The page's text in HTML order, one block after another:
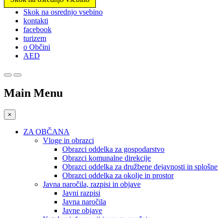
Prosimo,
upoštevajte:
spletno
mesto
vključuje
sistem
Pritisnite
F11,
prilagodite
spletno
slabovidnim,
Skok na osrednjo vsebino
kontakti
facebook
turizem
o Občini
AED
Main Menu
×
ZA OBČANA
Vloge in obrazci
Obrazci oddelka za gospodarstvo
Obrazci komunalne direkcije
Obrazci oddelka za družbene dejavnosti in
Obrazci oddelka za okolje in prostor
Javna naročila, razpisi in objave
Javni razpisi
Javna naročila
Javne objave